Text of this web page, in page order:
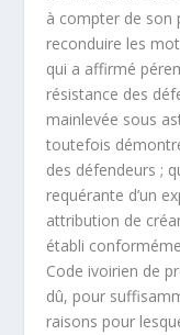
à compter de son
reconduire les
qui a affirmé
résistance des
mainlevée sous
toutefois
des défendeurs ;
requérante d’un
attribution de
établi
Code ivoirien de
dû, pour
raisons pour